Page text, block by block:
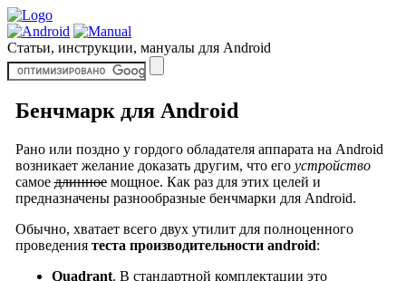
Статьи, инструкции, мануалы для Android
Бенчмарк для Android
Рано или поздно у гордого обладателя аппарата на Android
возникает желание доказать другим, что его устройство
самоедлинноемощное. Как раз для этих целей и
предназначены разнообразные бенчмарки для Android.
Обычно, хватает всего двух утилит для полноценного
проведения теста производительности android:
Quadrant. В стандартной комплектации это